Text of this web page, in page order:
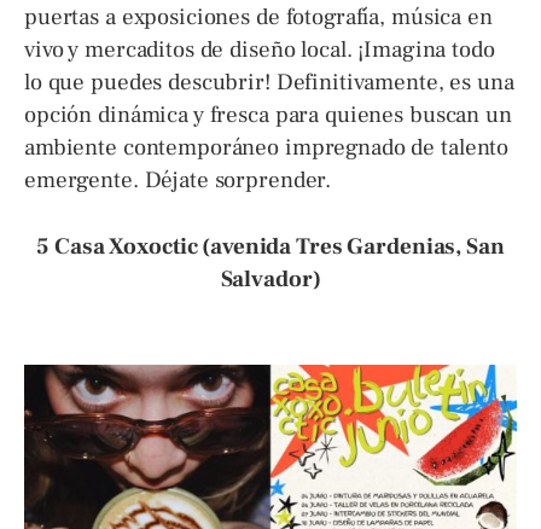
puertas a exposiciones de fotografía, música en
vivo y mercaditos de diseño local. ¡Imagina todo
lo que puedes descubrir! Definitivamente, es una
opción dinámica y fresca para quienes buscan un
ambiente contemporáneo impregnado de talento
emergente. Déjate sorprender.
5 Casa Xoxoctic (avenida Tres Gardenias, San
Salvador)